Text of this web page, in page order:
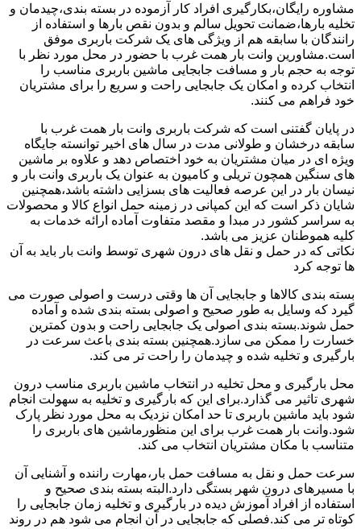
مشاوره رایگان،بکارگیری افراد کار آزموده در بسته بندی،چیدمان و
تخلیه بارها،ضمانت تحویل سالم و بدون نقص بارها و استفاده از
رانندگان با سابقه هم از ویژگی های یک شرکت باربری موفق
است.مشاورین وانت بار همت غرب با حضور در محل مورد نظر با
توجه به حجم بار و مسافت جابجایی ماشین باربری مناسب را
انتخاب کرده و امکان یک جابجایی راحت و سریع را برای مشتریان
خود فراهم می کنند.
در پایان گفتنی است که شرکت باربری وانت بار همت غرب با
سابقه درخشان و طولانی مدت در سال های اخیر توانسته جایگاه
ویژه ای در میان مشتریان به خود اختصاص دهد و علاوه بر ماشین
های سنگین همچون تریلی و کامیون به عنوان یک باربری وانت بار و
نیسان بار در این عرصه فعالیت های بسزایی داشته باشد،همچنین
شایان ذکر است که این کمپانی در زمینه حمل انواع کالا و محصولات
به سراسر کشور در مبدا و مقصد متفاوت آماده ارائه خدمات به
کلیه هموطنان عزیز می باشد.
نکاتی که در حمل و نقل های درون شهری توسط وانت بار باید به آن
ها توجه کرد
بسته بندی کالاها و جابجایی آن ها وقتی درست و اصولی صورت می
گیرد که وسایل به طور صحیح و اصولی بسته بندی شده و آماده
حمل شوند.بسته بندی اصولی یک جابجایی راحت و بدون کمترین
خسارت را ممکن می سازد.همچنین بسته بندی باعث سرعت در
بارگیری و تخلیه شده و چیدمان را راحت تر می کند.
محل بارگیری و محل تخلیه در انتخاب ماشین باربری مناسب درون
شهری تاثیر می گذارد.برای این که بارگیری و تخلیه به سهولت انجام
شود باید ماشین باربری تا حد امکان نزدیک به محل مورد نظر پارک
شود.وانت بار همت غرب برای این منظورماشین های باربری را
متناسب با مکان مشتریان انتخاب می کند.
سرعت حمل و نقل به مسافت حمل بار،مهارت راننده و آشنایی آن
با مسیرهای درون شهر بستگی دارد.البته بسته بندی صحیح و
استفاده از افراد آموزش دیده در بارگیری و تخلیه زمان جابجایی را
کوتاه تر می کند.فصلی که جابجایی در آن انجام می شود هم در روند